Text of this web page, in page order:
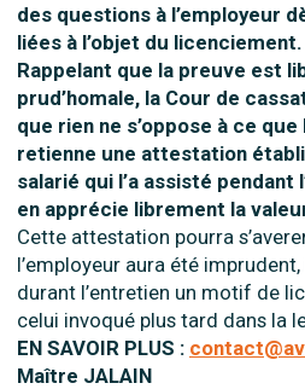
des questions à l’employeur
liées à l’objet du licenciement.
Rappelant que la preuve est
prud’homale, la Cour de
que rien ne s’oppose à ce
retienne une attestation
salarié qui l’a assisté
en apprécie librement la
Cette attestation pourra
l’employeur aura été
durant l’entretien un motif de
celui invoqué plus tard dans la
EN SAVOIR PLUS :
Maître JALAIN